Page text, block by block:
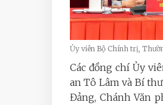
Ủy viên Bộ Chính trị,
Các đồng chí Ủy
an Tô Lâm và Bí
Đảng, Chánh Văn